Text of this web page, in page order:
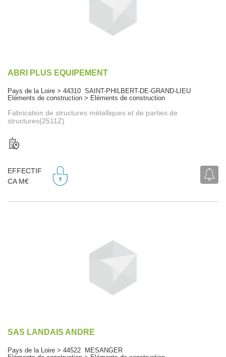
ABRI PLUS EQUIPEMENT
Pays de la Loire > 44310 SAINT-PHILBERT-DE-GRAND-LIEU
Eléments de construction > Eléments de construction
Fabrication de structures métalliques et de parties de
structures(2511Z)
EFFECTIF
CA M€
SAS LANDAIS ANDRE
Pays de la Loire > 44522 MESANGER